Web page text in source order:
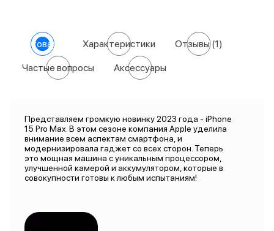
О товаре Характеристики Отзывы(1)
Частые вопросы Аксессуары
Представляем громкую новинку 2023 года - iPhone
15 Pro Max. В этом сезоне компания Apple уделила
внимание всем аспектам смартфона, и
модернизировала гаджет со всех сторон. Теперь
это мощная машина с уникальным процессором,
улучшенной камерой и аккумулятором, которые в
совокупности готовы к любым испытаниям!